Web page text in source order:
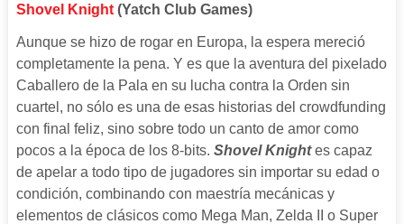
Shovel Knight(Yatch Club Games)
Aunque se hizo de rogar en Europa, la espera mereció
completamente la pena. Y es que la aventura del pixelado
Caballero de la Pala en su lucha contra la Orden sin
cuartel, no sólo es una de esas historias del crowdfunding
con final feliz, sino sobre todo un canto de amor como
pocos a la época de los 8-bits. Shovel Knightes capaz
de apelar a todo tipo de jugadores sin importar su edad o
condición, combinando con maestría mecánicas y
elementos de clásicos como Mega Man, Zelda II o Super